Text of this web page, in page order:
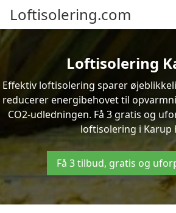
Loftisolering.com
Loftisolering
Effektiv loftisolering sparer
reducerer energibehovet til
CO2-udledningen. Få 3 gratis og
loftisolering i Karup
Få 3 tilbud, gratis og